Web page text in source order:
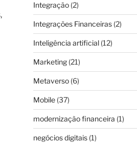
Integração(2)
Integrações Financeiras(2)
Inteligência artificial(12)
Marketing(21)
Metaverso(6)
Mobile(37)
modernização financeira (1)
negócios digitais(1)